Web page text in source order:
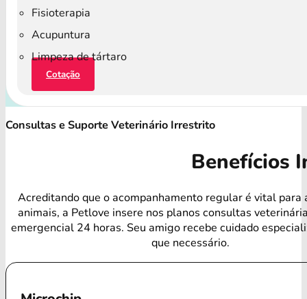
Fisioterapia
Acupuntura
Limpeza de tártaro
Cotação
Consultas e Suporte Veterinário Irrestrito
Benefícios
Acreditando que o acompanhamento regular é vital para
animais, a Petlove insere nos planos consultas
emergencial 24 horas. Seu amigo recebe cuidado
que necessário.